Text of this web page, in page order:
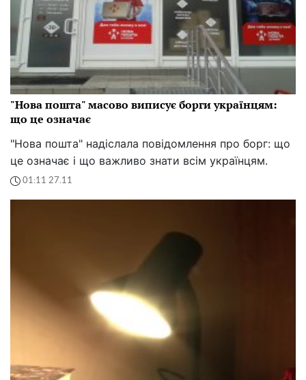
"Нова пошта" масово виписує борги українцям:
що це означає
"Нова пошта" надіслала повідомлення про борг: що
це означає і що важливо знати всім українцям.
01:11 27.11